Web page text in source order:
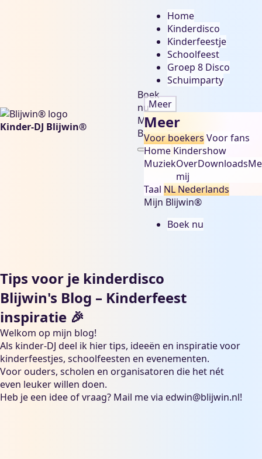
Kinder-DJ Blijwin®
Boek
nu
Mijn
Blijwin®
Home
Kinderdisco
Kinderfeestje
Schoolfeest
Groep 8 Disco
Schuimparty
Meer
Meer
Voor boekersVoor fans
Home Kindershow
MuziekOver
mij
Downloads
Taal NLNederlands
Mijn Blijwin®
Boek nu
Tips voor je kinderdisco
Blijwin's Blog – Kinderfeest
inspiratie 🎉
Welkom op mijn blog!
Als kinder-DJ deel ik hier tips, ideeën en inspiratie voor
kinderfeestjes, schoolfeesten en evenementen.
Voor ouders, scholen en organisatoren die het nét
even leuker willen doen.
Heb je een idee of vraag? Mail me via edwin@blijwin.nl!